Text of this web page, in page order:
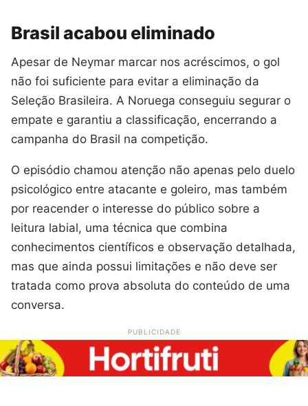
Brasil acabou eliminado
Apesar de Neymar marcar nos acréscimos, o gol
não foi suficiente para evitar a eliminação da
Seleção Brasileira. A Noruega conseguiu segurar o
empate e garantiu a classificação, encerrando a
campanha do Brasil na competição.
O episódio chamou atenção não apenas pelo duelo
psicológico entre atacante e goleiro, mas também
por reacender o interesse do público sobre a
leitura labial, uma técnica que combina
conhecimentos científicos e observação detalhada,
mas que ainda possui limitações e não deve ser
tratada como prova absoluta do conteúdo de uma
conversa.
PUBLICIDADE